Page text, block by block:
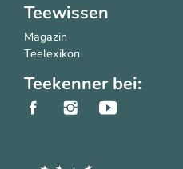
Teewissen
Magazin
Teelexikon
Teekenner bei: